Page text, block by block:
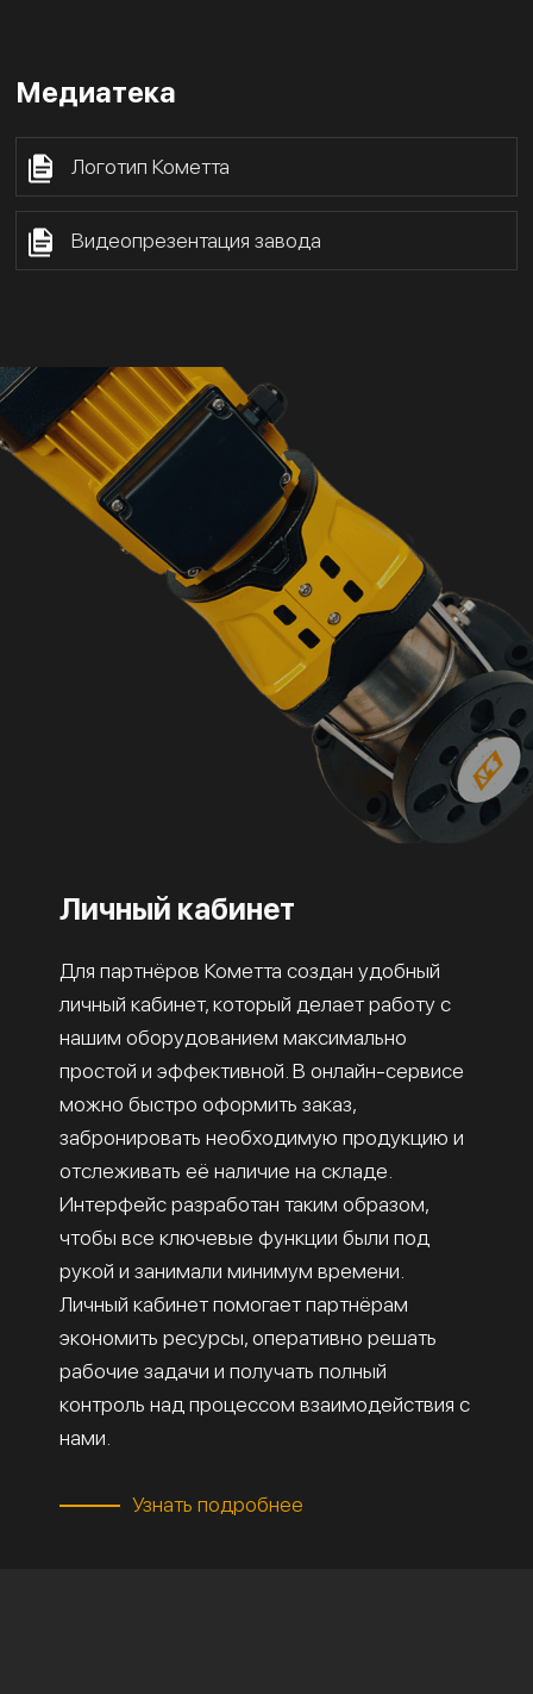
Медиатека
Логотип Кометта
Видеопрезентация завода
Личный кабинет
Для партнёров Кометта создан удобный
личный кабинет, который делает работу с
нашим оборудованием максимально
простой и эффективной. В онлайн-сервисе
можно быстро оформить заказ,
забронировать необходимую продукцию и
отслеживать её наличие на складе.
Интерфейс разработан таким образом,
чтобы все ключевые функции были под
рукой и занимали минимум времени.
Личный кабинет помогает партнёрам
экономить ресурсы, оперативно решать
рабочие задачи и получать полный
контроль над процессом взаимодействия с
нами.
Узнать подробнее